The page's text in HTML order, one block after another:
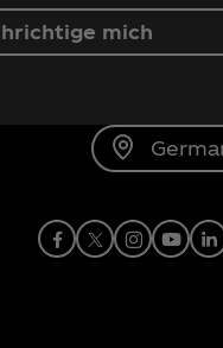
mich
Facebook
X